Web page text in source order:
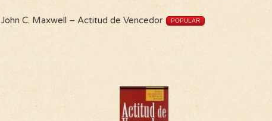
John C. Maxwell – Actitud de Vencedor POPULAR